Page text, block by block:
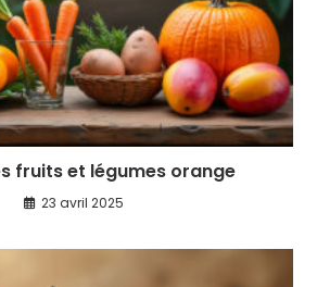
fruits et légumes orange
23 avril 2025